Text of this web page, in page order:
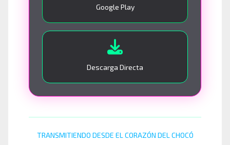
Google Play
Descarga Directa
TRANSMITIENDO DESDE EL CORAZÓN DEL CHOCÓ